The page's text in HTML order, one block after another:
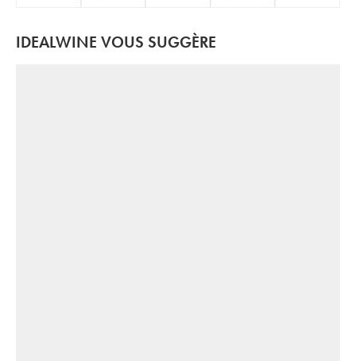
IDEALWINE VOUS SUGGÈRE